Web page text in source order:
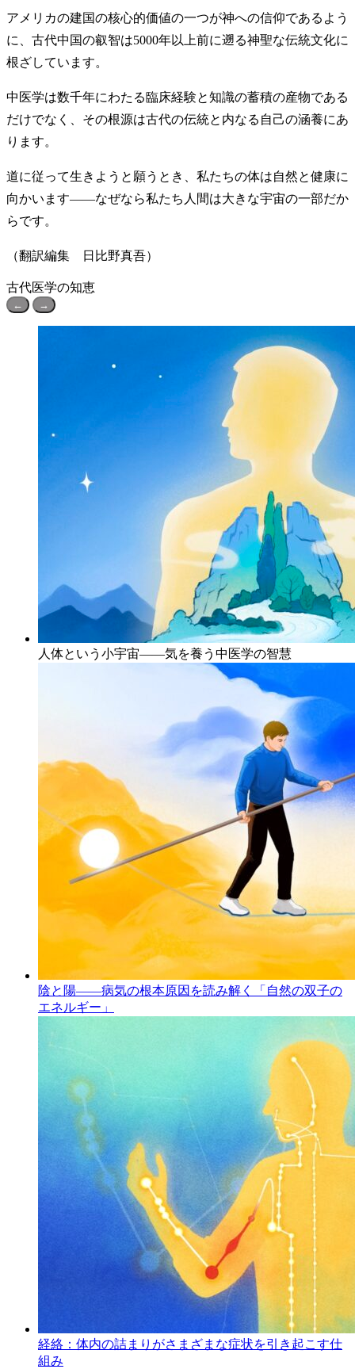
アメリカの建国の核心的価値の一つが神への信仰であるよう
に、古代中国の叡智は5000年以上前に遡る神聖な伝統文化に
根ざしています。
中医学は数千年にわたる臨床経験と知識の蓄積の産物である
だけでなく、その根源は古代の伝統と内なる自己の涵養にあ
ります。
道に従って生きようと願うとき、私たちの体は自然と健康に
向かいます——なぜなら私たち人間は大きな宇宙の一部だか
らです。
（翻訳編集 日比野真吾）
古代医学の知恵
← →
人体という小宇宙――気を養う中医学の智慧
陰と陽――病気の根本原因を読み解く「自然の双子の
エネルギー」
経絡：体内の詰まりがさまざまな症状を引き起こす仕
組み